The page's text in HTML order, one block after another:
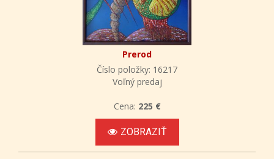
Prerod
Číslo položky: 16217
Voľný predaj
Cena: 225 €
ZOBRAZIŤ